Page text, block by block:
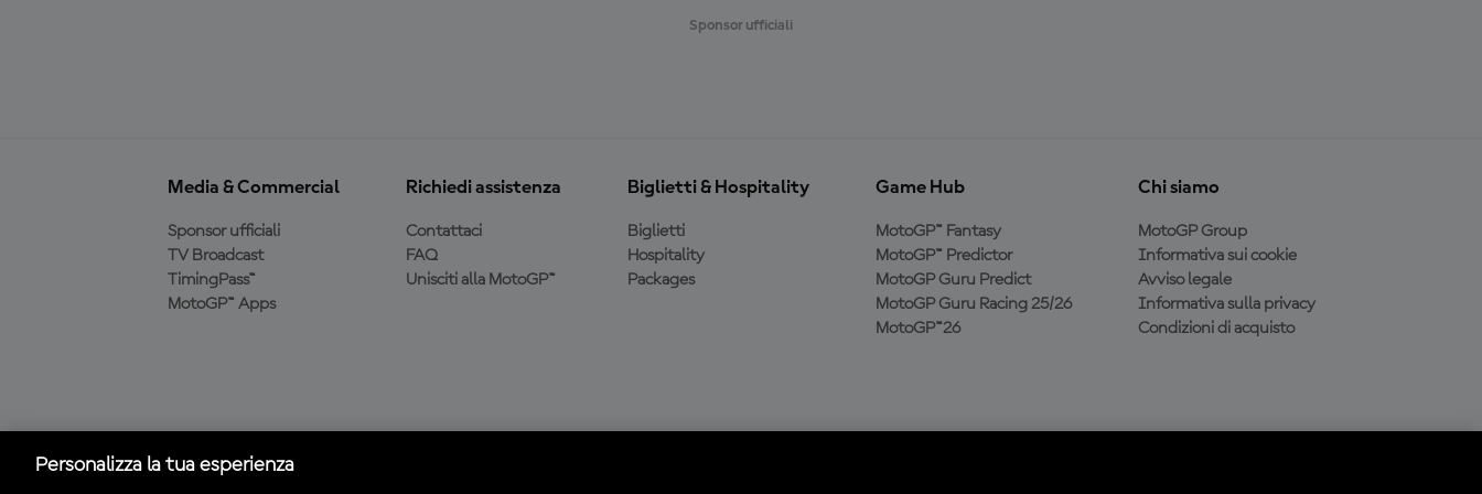
O
Sponsor ufficiali
Media & Commercial
Sponsor ufficiali
TV Broadcast
TimingPass™
MotoGP™ Apps
Richiedi assistenza
Contattaci
FAQ
Unisciti alla MotoGP™
Biglietti & Hospitality
Biglietti
Hospitality
Packages
Game Hub
MotoGP™ Fantasy
MotoGP™ Predictor
MotoGP Guru Predict
MotoGP Guru Racing 25/26
MotoGP™26
Chi siamo
MotoGP Group
Informativa sui cookie
Avviso legale
Informativa sulla privacy
Condizioni di acquisto
MotoGP™
Personalizza la tua esperienza